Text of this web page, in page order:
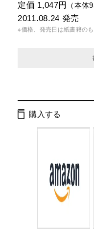
定価 1,047円 （本体
2011.08.24 発売
※価格、発売日は紙書籍のも
ISBN：
判型：
購入する